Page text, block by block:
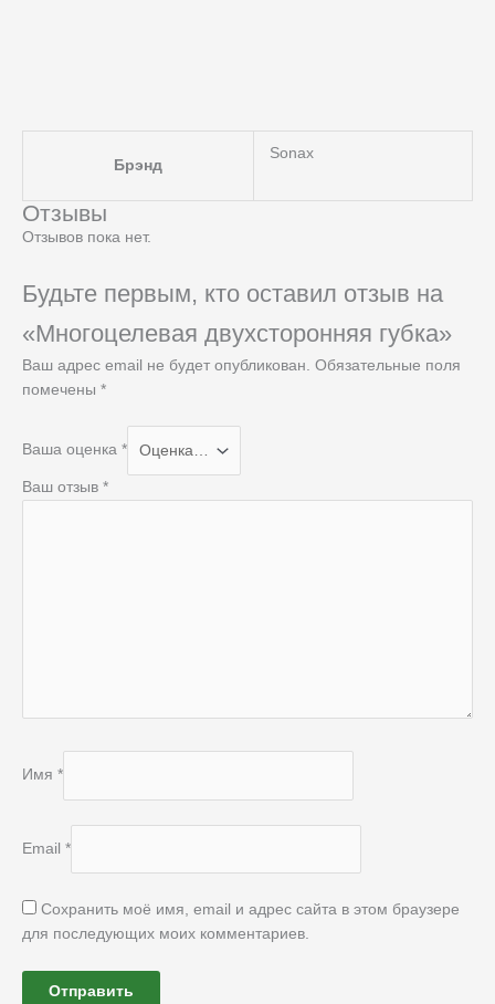
Брэнд
Sonax
Отзывы
Отзывов пока нет.
Будьте первым, кто оставил отзыв на
«Многоцелевая двухсторонняя губка»
Ваш адрес email не будет опубликован. Обязательные поля
помечены *
Ваша оценка *
Ваш отзыв *
Имя *
Email *
Сохранить моё имя, email и адрес сайта в этом браузере
для последующих моих комментариев.